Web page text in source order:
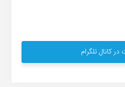
کانال تلگرام